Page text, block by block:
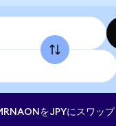
をJPYにスワップ